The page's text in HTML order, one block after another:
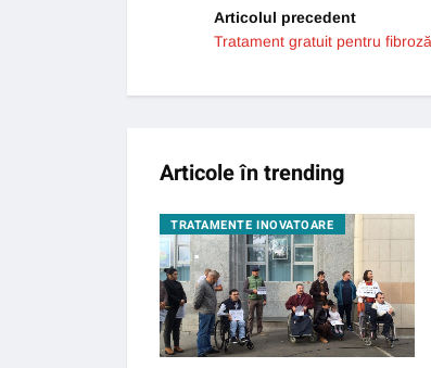
Articolul precedent
Tratament gratuit pentru
Articole în trending
TRATAMENTE INOVATOARE